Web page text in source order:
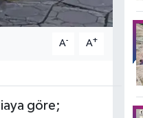
A- A+
göre;